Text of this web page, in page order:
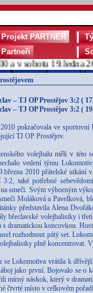
Projekt PARTNER
Partneři
sobotu 19.ledna
– TJ OP Prostějov 3:2 (
– TJ OP Prostějov 3:2 (
pokračovala ve
TJ OP Prostějov.
volejbalu měli v této
vedení týmu
2010 přátelské utkání
3:2, také potřebné
smeči. Svým výborným
Moláková a Pavelková,
představila Alena
břeclavské volejbalistky i
dramatickou koncovkou.
rozhodnout pátý set.
plně koncentrovat.
se Lokomotiva vrátila k
jako první. Bojovalo se o
mírný náskok, který v
čtvrté místo v celkovém